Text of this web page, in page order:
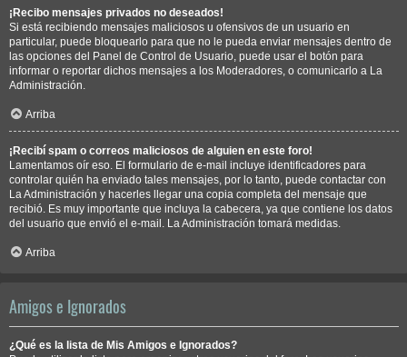
¡Recibo mensajes privados no deseados!
Si está recibiendo mensajes maliciosos u ofensivos de un usuario en
particular, puede bloquearlo para que no le pueda enviar mensajes dentro de
las opciones del Panel de Control de Usuario, puede usar el botón para
informar o reportar dichos mensajes a los Moderadores, o comunicarlo a La
Administración.
Arriba
¡Recibí spam o correos maliciosos de alguien en este foro!
Lamentamos oír eso. El formulario de e-mail incluye identificadores para
controlar quién ha enviado tales mensajes, por lo tanto, puede contactar con
La Administración y hacerles llegar una copia completa del mensaje que
recibió. Es muy importante que incluya la cabecera, ya que contiene los datos
del usuario que envió el e-mail. La Administración tomará medidas.
Arriba
Amigos e Ignorados
¿Qué es la lista de Mis Amigos e Ignorados?